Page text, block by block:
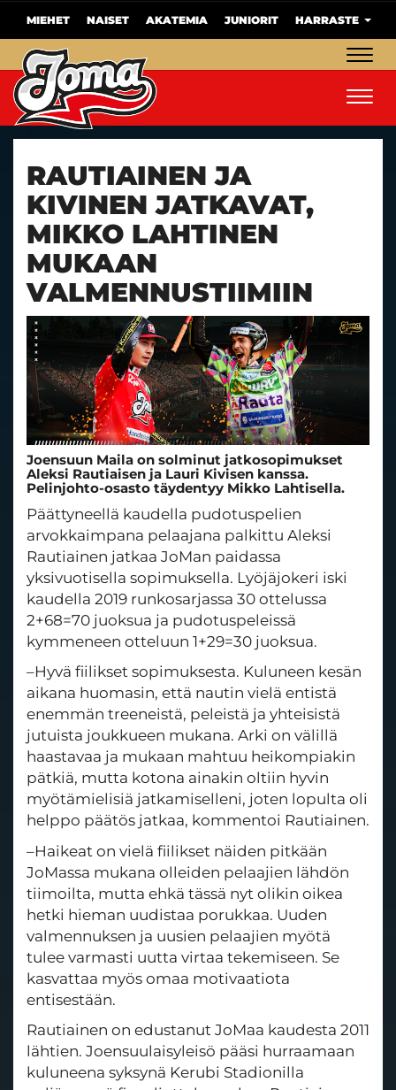
MIEHET NAISET AKATEMIA JUNIORIT HARRASTE
RAUTIAINEN JA
KIVINEN JATKAVAT,
MIKKO LAHTINEN
MUKAAN
VALMENNUSTIIMIIN
Joensuun Maila on solminut jatkosopimukset
Aleksi Rautiaisen ja Lauri Kivisen kanssa.
Pelinjohto-osasto täydentyy Mikko Lahtisella.
Päättyneellä kaudella pudotuspelien
arvokkaimpana pelaajana palkittu Aleksi
Rautiainen jatkaa JoMan paidassa
yksivuotisella sopimuksella. Lyöjäjokeri iski
kaudella 2019 runkosarjassa 30 ottelussa
2+68=70 juoksua ja pudotuspeleissä
kymmeneen otteluun 1+29=30 juoksua.
–Hyvä fiilikset sopimuksesta. Kuluneen kesän
aikana huomasin, että nautin vielä entistä
enemmän treeneistä, peleistä ja yhteisistä
jutuista joukkueen mukana. Arki on välillä
haastavaa ja mukaan mahtuu heikompiakin
pätkiä, mutta kotona ainakin oltiin hyvin
myötämielisiä jatkamiselleni, joten lopulta oli
helppo päätös jatkaa, kommentoi Rautiainen.
–Haikeat on vielä fiilikset näiden pitkään
JoMassa mukana olleiden pelaajien lähdön
tiimoilta, mutta ehkä tässä nyt olikin oikea
hetki hieman uudistaa porukkaa. Uuden
valmennuksen ja uusien pelaajien myötä
tulee varmasti uutta virtaa tekemiseen. Se
kasvattaa myös omaa motivaatiota
entisestään.
Rautiainen on edustanut JoMaa kaudesta 2011
lähtien. Joensuulaisyleisö pääsi hurraamaan
kuluneena syksynä Kerubi Stadionilla